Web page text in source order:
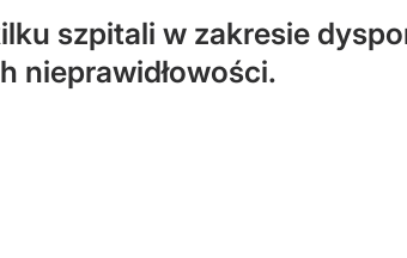
szpitali w zakresie
nieprawidłowości.